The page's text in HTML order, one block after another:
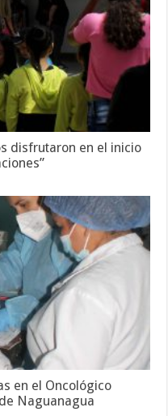
disfrutaron en el inicio
en el Oncológico
Naguanagua